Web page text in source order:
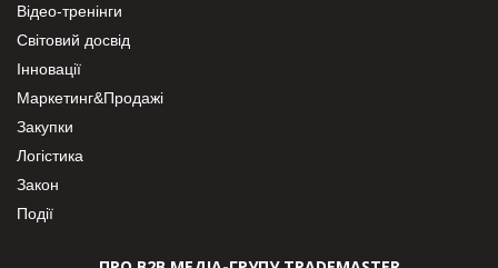
Відео-тренінги
Світовий досвід
Інновації
Маркетинг&Продажі
Закупки
Логістика
Закон
Події